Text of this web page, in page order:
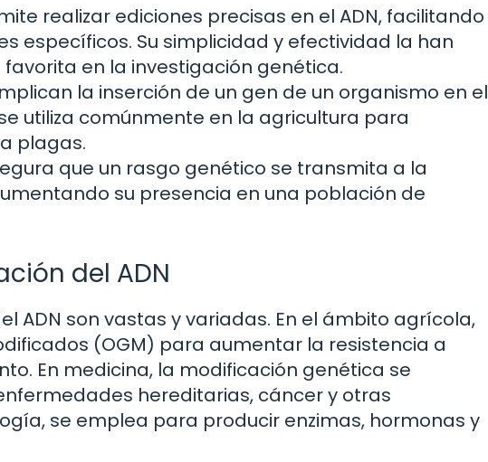
realizar ediciones precisas en el ADN, facilitando
específicos. Su simplicidad y efectividad la han
en la investigación genética.
la inserción de un gen de un organismo en el
utiliza comúnmente en la agricultura para
plagas.
que un rasgo genético se transmita a la
su presencia en una población de
del ADN
ADN son vastas y variadas. En el ámbito agrícola,
(OGM) para aumentar la resistencia a
En medicina, la modificación genética se
hereditarias, cáncer y otras
se emplea para producir enzimas, hormonas y